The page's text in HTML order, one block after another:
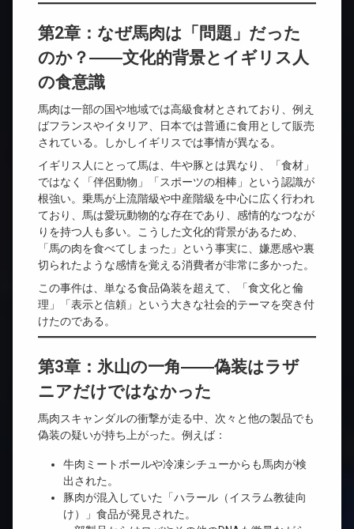
第2章：なぜ馬肉は「問題」だった
のか？――文化的背景とイギリス人
の食意識
馬肉は一部の国や地域では高級食材とされており、例え
ばフランスやイタリア、日本では普通に食用として販売
されている。しかしイギリスでは事情が異なる。
イギリス人にとって馬は、牛や豚とは異なり、「食材」
ではなく「伴侶動物」「スポーツの相棒」という認識が
根強い。乗馬が上流階級や中産階級を中心に広く行われ
ており、馬は愛玩動物的な存在であり、感情的なつなが
りを持つ人も多い。こうした文化的背景があるため、
「馬の肉を食べてしまった」という事実に、嫌悪感や裏
切られたような感情を覚える消費者が非常に多かった。
この事件は、単なる食品偽装を超えて、「食文化と倫
理」「表示と信頼」という大きな社会的テーマを突き付
けたのである。
第3章：氷山の一角――偽装はラザ
ニアだけではなかった
馬肉スキャンダルの衝撃が走る中、次々と他の製品でも
偽装の疑いが持ち上がった。例えば：
牛肉ミートボールや冷凍シチューからも馬肉が検
出された。
豚肉が混入していた「ハラール（イスラム教徒向
け）」食品が発見された。